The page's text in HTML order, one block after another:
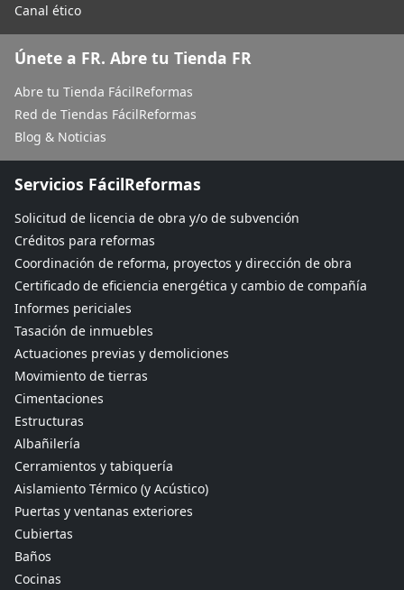
Canal ético
Únete a FR. Abre tu Tienda FR
Abre tu Tienda FácilReformas
Red de Tiendas FácilReformas
Blog & Noticias
Servicios FácilReformas
Solicitud de licencia de obra y/o de subvención
Créditos para reformas
Coordinación de reforma, proyectos y dirección de obra
Certificado de eficiencia energética y cambio de compañía
Informes periciales
Tasación de inmuebles
Actuaciones previas y demoliciones
Movimiento de tierras
Cimentaciones
Estructuras
Albañilería
Cerramientos y tabiquería
Aislamiento Térmico (y Acústico)
Puertas y ventanas exteriores
Cubiertas
Baños
Cocinas